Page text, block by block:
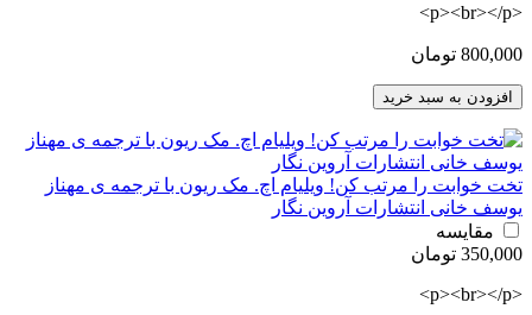
<p><br></p>
800,000 تومان
افزودن به سبد خرید
تخت خوابت را مرتب کن! ویلیام اچ. مک ریون با ترجمه ی مهناز
یوسف خانی انتشارات آروین نگار
مقایسه
350,000 تومان
<p><br></p>